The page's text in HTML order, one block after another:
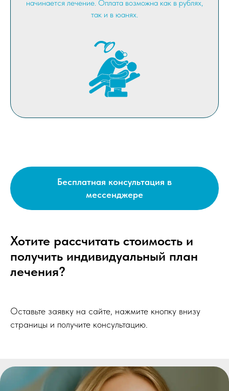
начинается лечение. Оплата возможна как в рублях,
так и в юанях.
Бесплатная консультация в
мессенджере
Хотите рассчитать стоимость и
получить индивидуальный план
лечения?
Оставьте заявку на сайте, нажмите кнопку внизу
страницы и получите консультацию.